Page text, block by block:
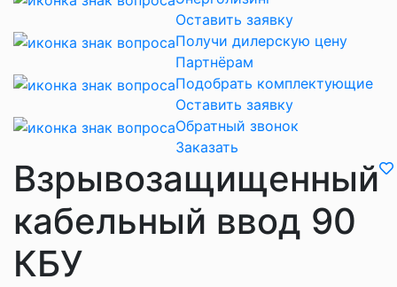
Оставить заявку
Получи дилерскую цену
Партнёрам
Подобрать комплектующие
Оставить заявку
Обратный звонок
Заказать
Взрывозащищенный
кабельный ввод 90
КБУ